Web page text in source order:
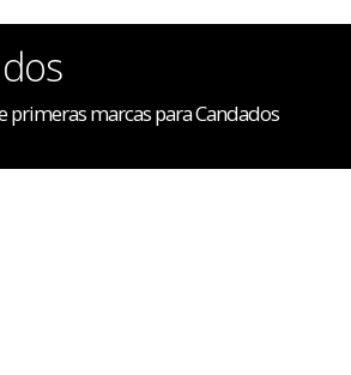
primeras marcas para Candados